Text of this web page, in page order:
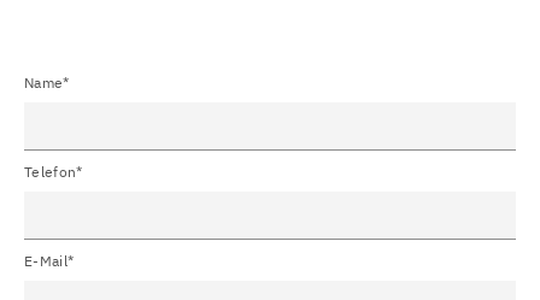
Name*
Telefon*
E-Mail*